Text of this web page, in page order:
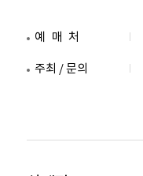
예매처
주최 / 문의